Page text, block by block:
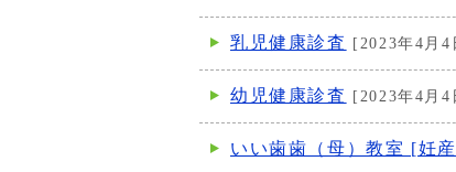
乳児健康診査 [2023年4月4
幼児健康診査 [2023年4月4
いい歯歯（母）教室 [妊